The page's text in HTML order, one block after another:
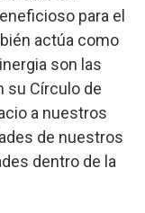
para el
actúa como
son las
su Círculo de
a nuestros
de nuestros
dentro de la